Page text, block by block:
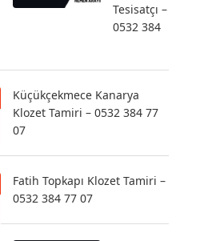
Tesisatçı –
0532 384
Küçükçekmece Kanarya
Klozet Tamiri – 0532 384 77
07
Fatih Topkapı Klozet Tamiri –
0532 384 77 07